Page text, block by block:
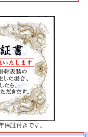
証付きです。